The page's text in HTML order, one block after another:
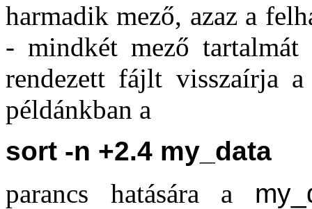
harmadik mező, azaz a
- mindkét mező
rendezett fájlt visszaírja
példánkban a
sort -n +2.4 my_data
parancs hatására a